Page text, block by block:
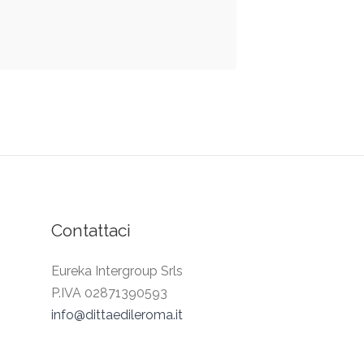
Contattaci
Eureka Intergroup Srls
P.IVA 02871390593
info@dittaedileroma.it